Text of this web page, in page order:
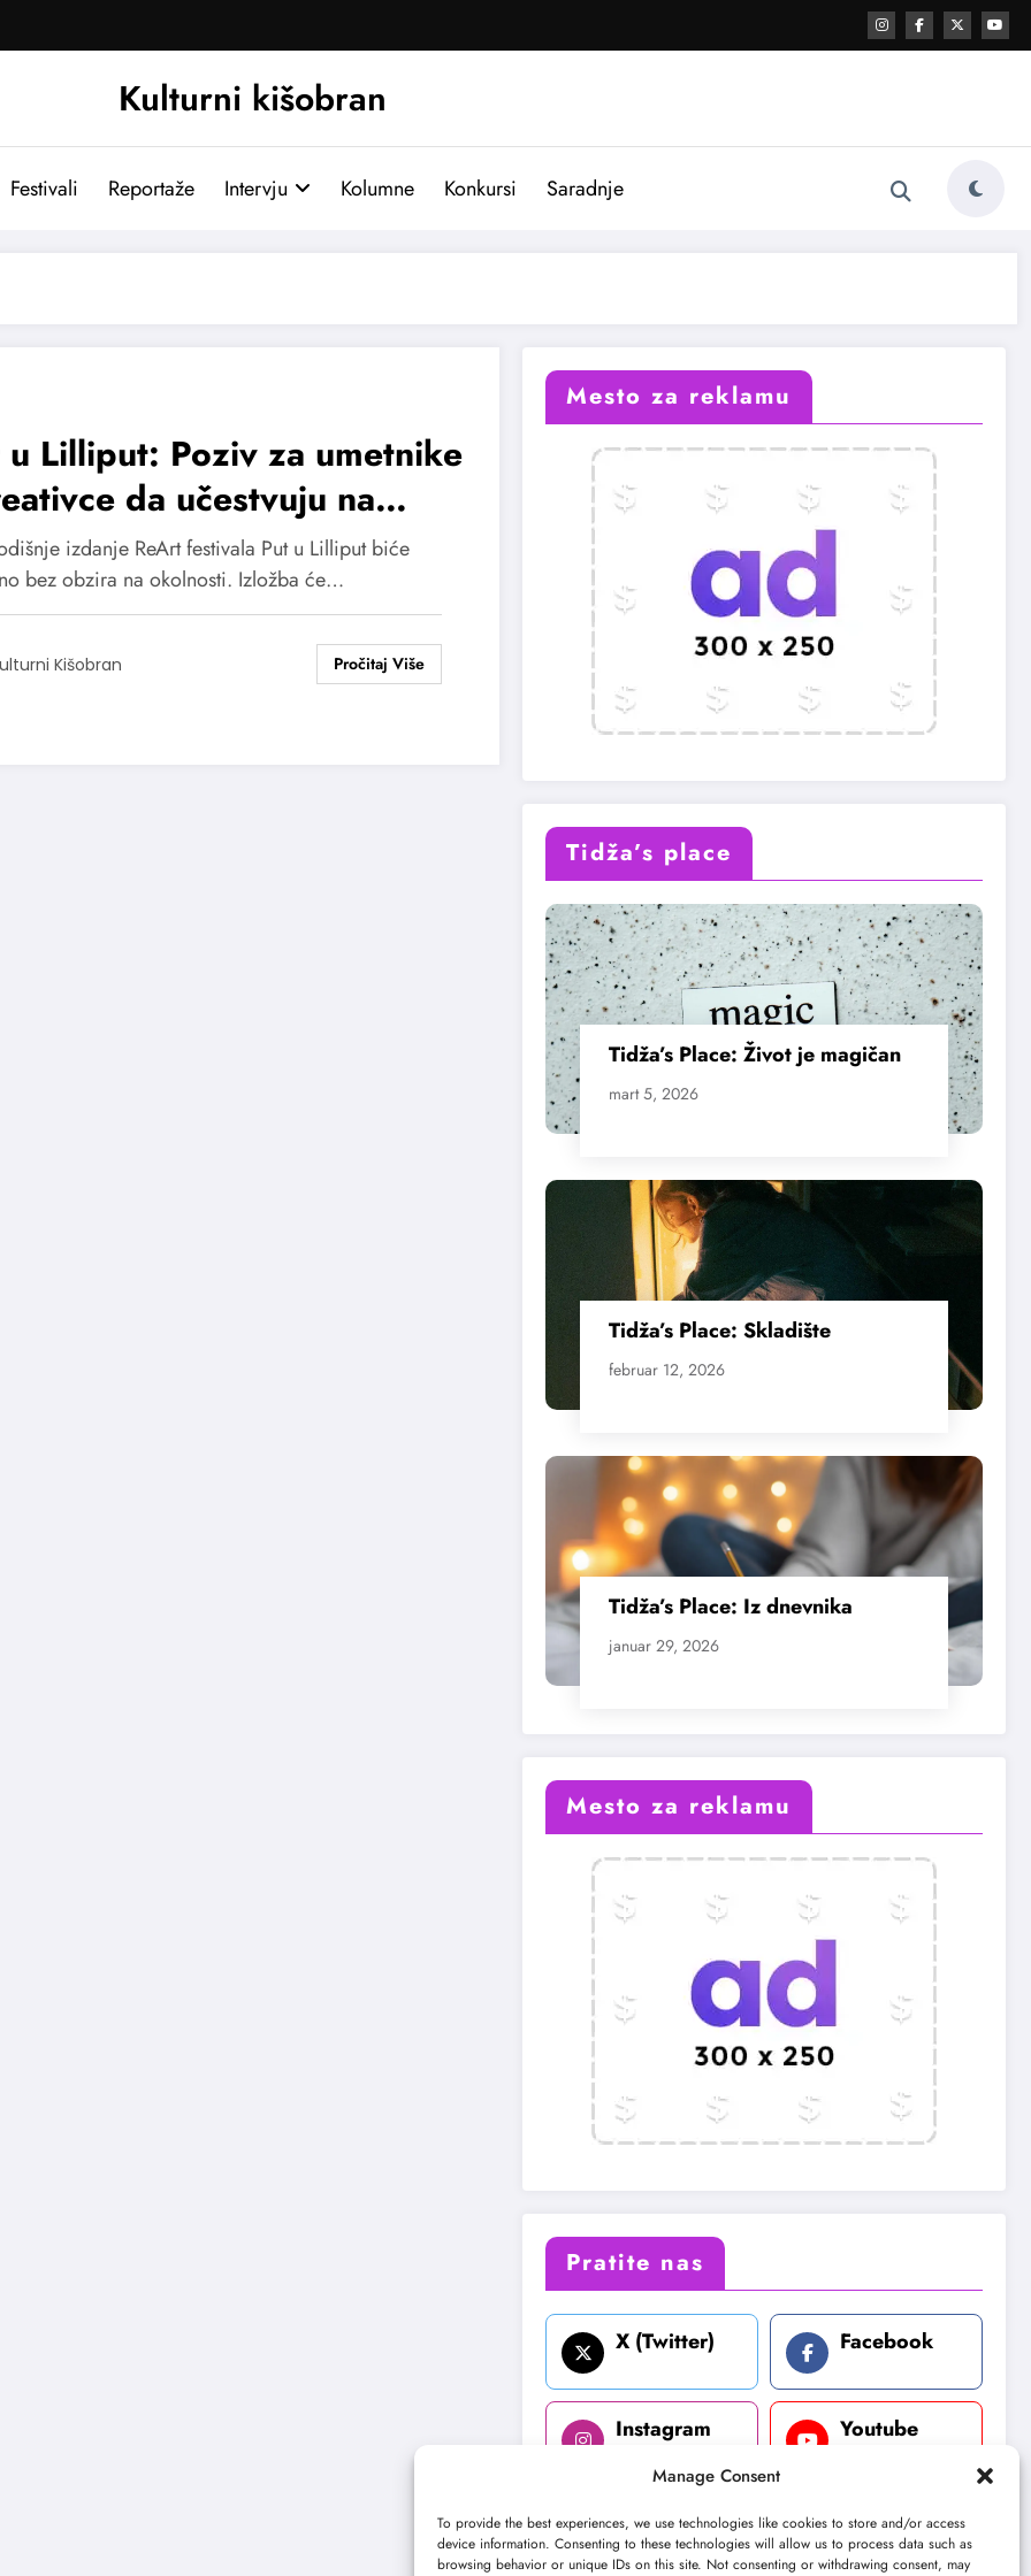
Manage Consent
To provide the best experiences, we use technologies like cookies to store and/or access
device information. Consenting to these technologies will allow us to process data such as
browsing behavior or unique IDs on this site. Not consenting or withdrawing consent, may
Kulturni kišobran
Festivali Reportaže Intervju Kolumne Konkursi Saradnje
u Lilliput: Poziv za umetnike
da učestvuju na
za izložbu minijatura
izdanje ReArt festivala Put u Lilliput biće
bez obzira na okolnosti. Izložba će…
Kišobran
Mesto za reklamu
Tidža’s place
Tidža’s Place: Život je magičan
mart 5, 2026
Tidža’s Place: Skladište
februar 12, 2026
Tidža’s Place: Iz dnevnika
januar 29, 2026
Mesto za reklamu
Pratite nas
X (Twitter) Facebook
Instagram Youtube
LinkedIn